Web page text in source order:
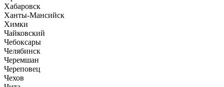
Хабаровск
Ханты-Мансийск
Химки
Чайковский
Чебоксары
Челябинск
Черемшан
Череповец
Чехов